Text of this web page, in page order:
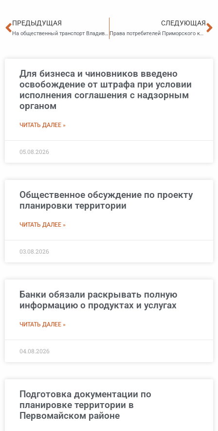
Пред
ПРЕДЫДУЩАЯ
На общественный транспорт Владивостока направят меньше средств
СЛЕДУЮЩАЯ
Права потребителей Приморского края будут защищаться в соответствии с региональной программой
Для бизнеса и чиновников введено
освобождение от штрафа при условии
исполнения соглашения с надзорным
органом
ЧИТАТЬ ДАЛЕЕ »
05.08.2026
Общественное обсуждение по проекту
планировки территории
ЧИТАТЬ ДАЛЕЕ »
03.08.2026
Банки обязали раскрывать полную
информацию о продуктах и услугах
ЧИТАТЬ ДАЛЕЕ »
04.08.2026
Подготовка документации по
планировке территории в
Первомайском районе